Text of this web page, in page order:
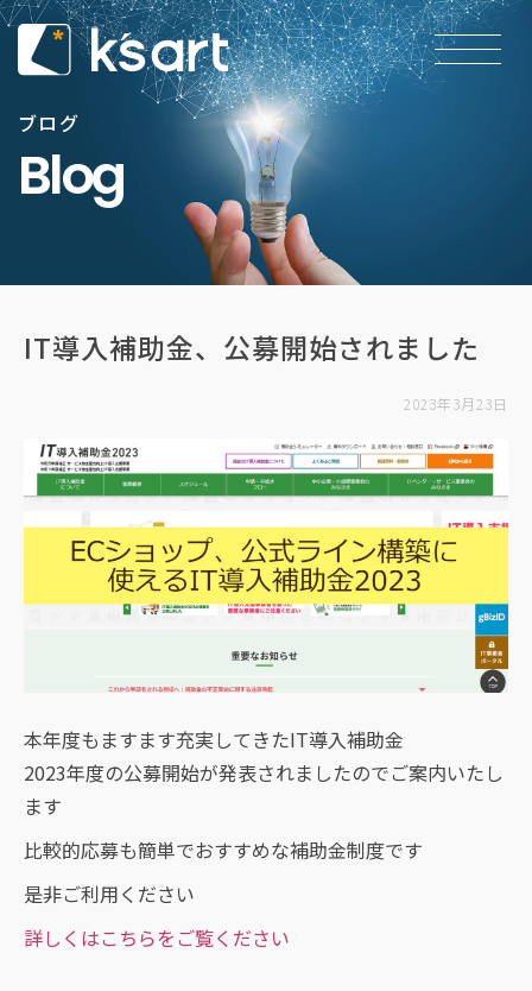
ブログ
Blog
IT導入補助金、公募開始されました
2023年3月23日
本年度もますます充実してきたIT導入補助金
2023年度の公募開始が発表されましたのでご案内いたし
ます
比較的応募も簡単でおすすめな補助金制度です
是非ご利用ください
詳しくはこちらをご覧ください